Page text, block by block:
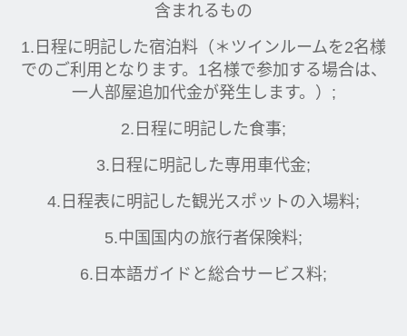
含まれるもの
1.日程に明記した宿泊料（＊ツインルームを2名様
でのご利用となります。1名様で参加する場合は、
一人部屋追加代金が発生します。）;
2.日程に明記した食事;
3.日程に明記した専用車代金;
4.日程表に明記した観光スポットの入場料;
5.中国国内の旅行者保険料;
6.日本語ガイドと総合サービス料;